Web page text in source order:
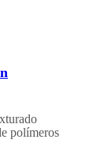
polímeros